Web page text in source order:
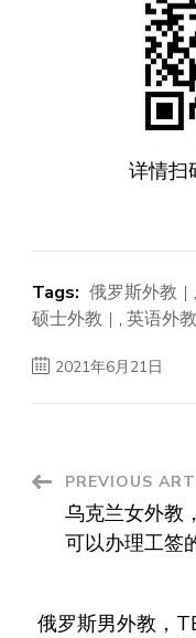
详情扫
Tags: 俄罗斯外教 ,
硕士外教
, 英语外教
2021年6月21日
PostPREVIOUS
乌克兰女外教
可以办理工签
俄罗斯男外教，